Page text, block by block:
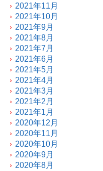
2021年11月
2021年10月
2021年9月
2021年8月
2021年7月
2021年6月
2021年5月
2021年4月
2021年3月
2021年2月
2021年1月
2020年12月
2020年11月
2020年10月
2020年9月
2020年8月